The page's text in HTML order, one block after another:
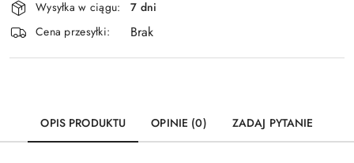
i
dostawa
Wysyłka w ciągu:
7 dni
Cena przesyłki:
Brak
OPIS PRODUKTU OPINIE (0) ZADAJ PYTANIE